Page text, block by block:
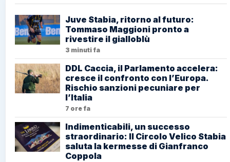
Juve Stabia, ritorno al futuro:
Tommaso Maggioni pronto a
rivestire il gialloblù
3 minuti fa
DDL Caccia, il Parlamento accelera:
cresce il confronto con l’Europa.
Rischio sanzioni pecuniare per
l’Italia
7 ore fa
Indimenticabili, un successo
straordinario: Il Circolo Velico Stabia
saluta la kermesse di Gianfranco
Coppola